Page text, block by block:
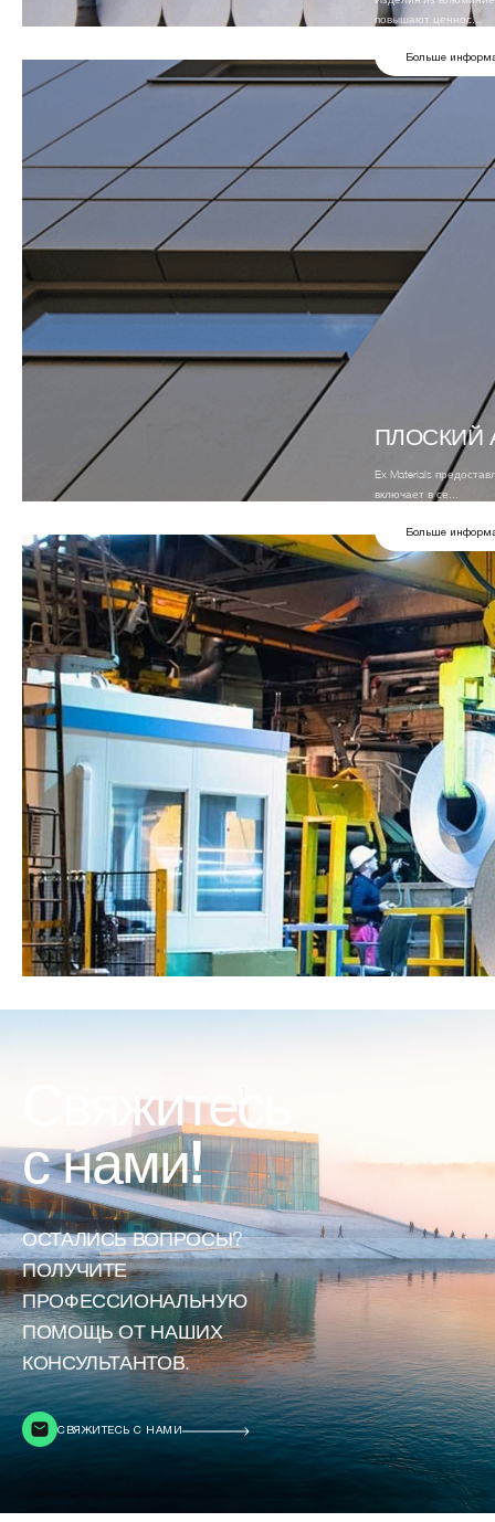
повышают ценнос...
Больше
ПЛОСКИЙ
Ex Materials
включает в се...
Больше
Свяжитесь
с нами!
ОСТАЛИСЬ ВОПРОСЫ?
ПОЛУЧИТЕ
ПРОФЕССИОНАЛЬНУЮ
ПОМОЩЬ ОТ НАШИХ
КОНСУЛЬТАНТОВ.
СВЯЖИТЕСЬ С НАМИ